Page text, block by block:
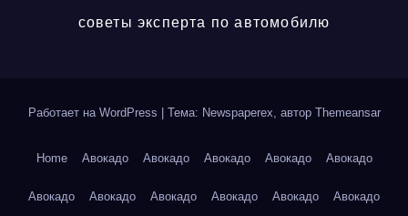
советы эксперта по автомобилю
Работает на WordPress Тема: Newspaperex, автор Themeansar
Home Авокадо Авокадо Авокадо Авокадо Авокадо
Авокадо Авокадо Авокадо Авокадо Авокадо Авокадо